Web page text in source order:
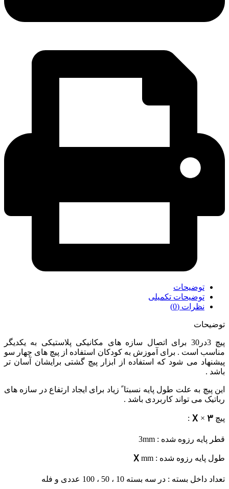
توضیحات
توضیحات تکمیلی
نظرات (0)
توضیحات
پیچ 3در30 برای اتصال سازه های مکانیکی پلاستیکی به یکدیگر
مناسب است . برای آموزش به کودکان استفاده از پیچ های چهار سو
پیشنهاد می شود که استفاده از ابزار پیچ گشتی برایشان آسان تر
باشد .
این پیچ به علت طول پایه نسبتا ً زیاد برای ایجاد ارتفاع در سازه های
رباتیک می تواند کاربردی باشد .
پیچ X × 3
:
قطر پایه رزوه شده : 3mm
طول پایه رزوه شده : X mm
تعداد داخل بسته : در سه بسته 10 ، 50 ، 100 عددی و فله